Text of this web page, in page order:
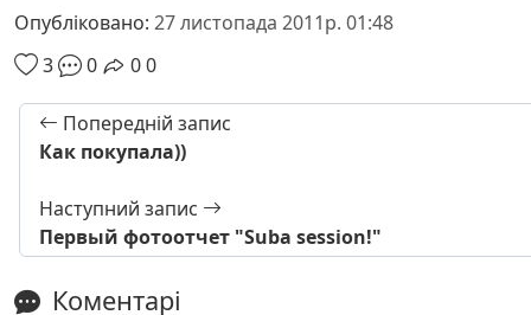
Опубліковано: 27 листопада 2011р. 01:48
3
0 00
Попередній запис
Как покупала))
Наступний запис
Первый фотоотчет "Suba session!"
Коментарі